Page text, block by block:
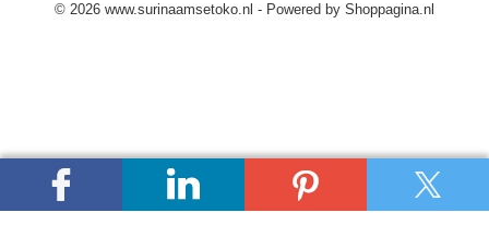
© 2026 www.surinaamsetoko.nl - Powered by Shoppagina.nl